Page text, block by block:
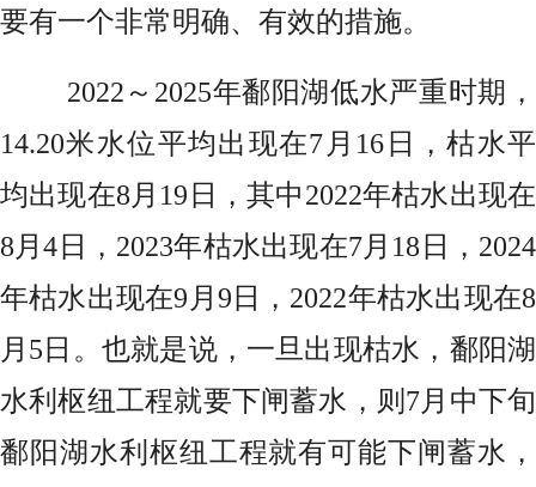
要有一个非常明确、有效的措施。
2022～2025年鄱阳湖低水严重时期，
14.20米水位平均出现在7月16日，枯水平
均出现在8月19日，其中2022年枯水出现在
8月4日，2023年枯水出现在7月18日，2024
年枯水出现在9月9日，2022年枯水出现在8
月5日。也就是说，一旦出现枯水，鄱阳湖
水利枢纽工程就要下闸蓄水，则7月中下旬
鄱阳湖水利枢纽工程就有可能下闸蓄水，